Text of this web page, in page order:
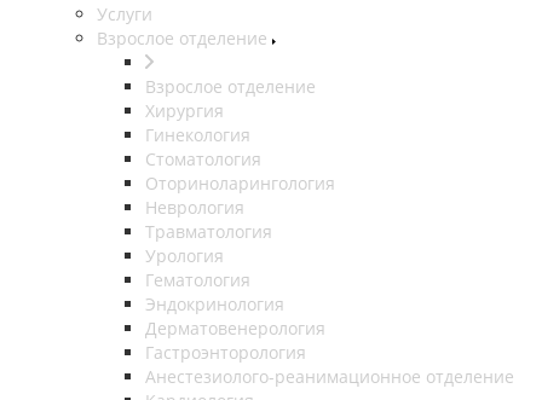
Услуги
Взрослое отделение
Взрослое отделение
Хирургия
Гинекология
Стоматология
Оториноларингология
Неврология
Травматология
Урология
Гематология
Эндокринология
Дерматовенерология
Гастроэнторология
Анестезиолого-реанимационное отделение